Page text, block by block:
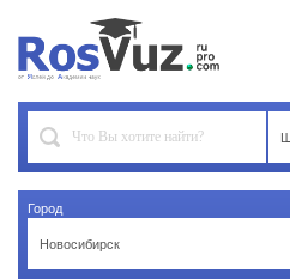
Город
Новосибирск